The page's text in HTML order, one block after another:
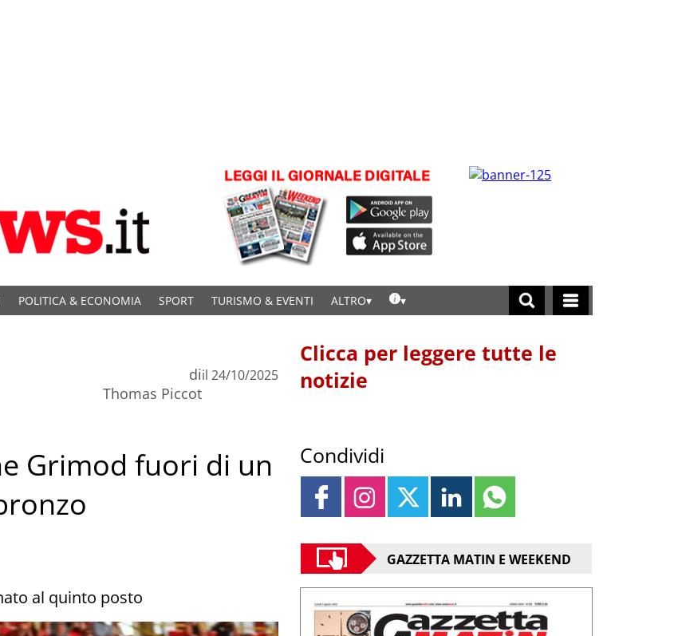
POLITICA & ECONOMIA SPORT TURISMO & EVENTI ALTRO
di
Thomas Piccot
il 24/10/2025
Grimod fuori di un
al quinto posto
Clicca per leggere tutte le
notizie
Condividi
GAZZETTA MATIN E WEEKEND